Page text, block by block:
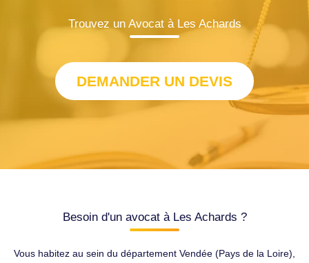
Trouvez un Avocat à Les Achards
DEMANDER UN DEVIS
Besoin d'un avocat à Les Achards ?
Vous habitez au sein du département Vendée (Pays de la Loire),